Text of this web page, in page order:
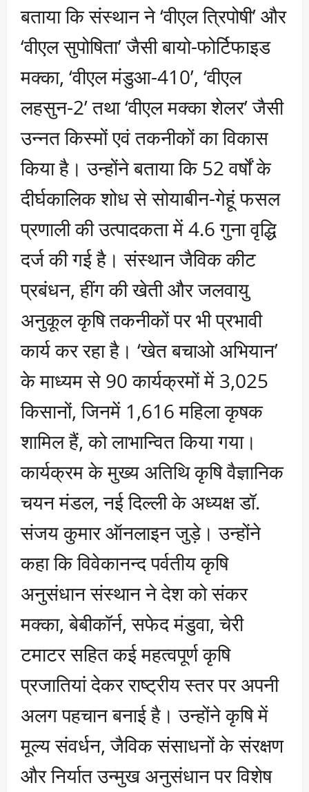
बताया कि संस्थान ने ‘वीएल त्रिपोषी’ और
‘वीएल सुपोषिता’ जैसी बायो-फोर्टिफाइड
मक्का, ‘वीएल मंडुआ-410’, ‘वीएल
लहसुन-2’ तथा ‘वीएल मक्का शेलर’ जैसी
उन्नत किस्मों एवं तकनीकों का विकास
किया है। उन्होंने बताया कि 52 वर्षों के
दीर्घकालिक शोध से सोयाबीन-गेहूं फसल
प्रणाली की उत्पादकता में 4.6 गुना वृद्धि
दर्ज की गई है। संस्थान जैविक कीट
प्रबंधन, हींग की खेती और जलवायु
अनुकूल कृषि तकनीकों पर भी प्रभावी
कार्य कर रहा है। ‘खेत बचाओ अभियान’
के माध्यम से 90 कार्यक्रमों में 3,025
किसानों, जिनमें 1,616 महिला कृषक
शामिल हैं, को लाभान्वित किया गया।
कार्यक्रम के मुख्य अतिथि कृषि वैज्ञानिक
चयन मंडल, नई दिल्ली के अध्यक्ष डॉ.
संजय कुमार ऑनलाइन जुड़े। उन्होंने
कहा कि विवेकानन्द पर्वतीय कृषि
अनुसंधान संस्थान ने देश को संकर
मक्का, बेबीकॉर्न, सफेद मंडुवा, चेरी
टमाटर सहित कई महत्वपूर्ण कृषि
प्रजातियां देकर राष्ट्रीय स्तर पर अपनी
अलग पहचान बनाई है। उन्होंने कृषि में
मूल्य संवर्धन, जैविक संसाधनों के संरक्षण
और निर्यात उन्मुख अनुसंधान पर विशेष